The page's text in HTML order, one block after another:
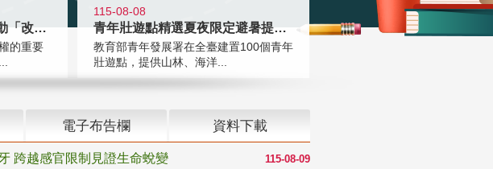
國教署補助22縣市積極推動「改善無
的重要
115-08-08
青年壯遊點精選夏夜限定避暑提案 漫
教育部青年發展署在全臺建置100個青年
壯遊點，提供山林、海洋...
電子布告欄 資料下載
115-08-09
跨越感官限制見證生命蛻變